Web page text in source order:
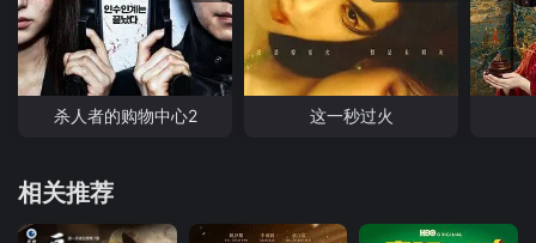
杀人者的购物中心2 这一秒过火
相关推荐